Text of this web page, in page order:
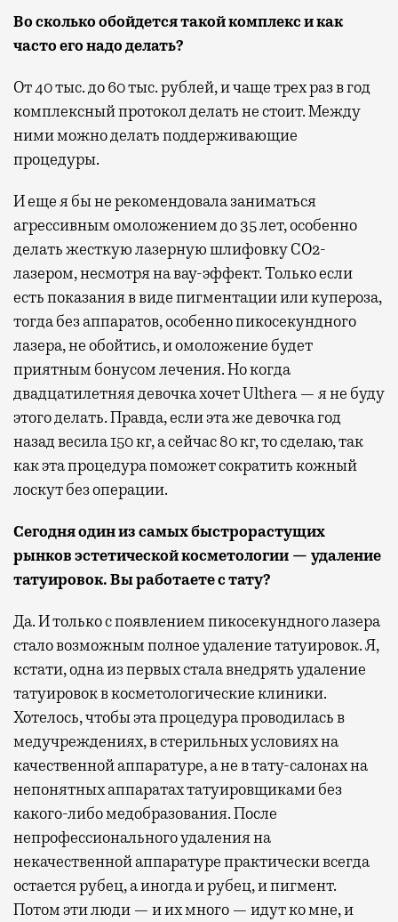
Во сколько обойдется такой комплекс и как
часто его надо делать?
От 40 тыс. до 60 тыс. рублей, и чаще трех раз в год
комплексный протокол делать не стоит. Между
ними можно делать поддерживающие
процедуры.
И еще я бы не рекомендовала заниматься
агрессивным омоложением до 35 лет, особенно
делать жесткую лазерную шлифовку CO2-
лазером, несмотря на вау-эффект. Только если
есть показания в виде пигментации или купероза,
тогда без аппаратов, особенно пикосекундного
лазера, не обойтись, и омоложение будет
приятным бонусом лечения. Но когда
двадцатилетняя девочка хочет Ulthera — я не буду
этого делать. Правда, если эта же девочка год
назад весила 150 кг, а сейчас 80 кг, то сделаю, так
как эта процедура поможет сократить кожный
лоскут без операции.
Сегодня один из самых быстрорастущих
рынков эстетической косметологии — удаление
татуировок. Вы работаете с тату?
Да. И только с появлением пикосекундного лазера
стало возможным полное удаление татуировок. Я,
кстати, одна из первых стала внедрять удаление
татуировок в косметологические клиники.
Хотелось, чтобы эта процедура проводилась в
медучреждениях, в стерильных условиях на
качественной аппаратуре, а не в тату-салонах на
непонятных аппаратах татуировщиками без
какого-либо медобразования. После
непрофессионального удаления на
некачественной аппаратуре практически всегда
остается рубец, а иногда и рубец, и пигмент.
Потом эти люди — и их много — идут ко мне, и